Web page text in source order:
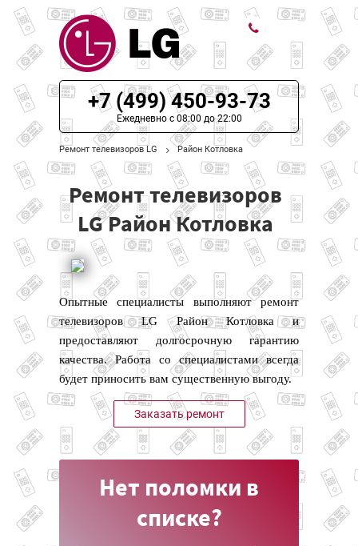
ЦЕНЫ НА РЕМОНТ
О СЕРВИСЕ
МОДЕЛИ LG
НАШИ КОНТАКТЫ
+7 (499) 450-93-73
Ежедневно с 08:00 до 22:00
Ремонт телевизоров LG Район Котловка
Ремонт телевизоров
LG Район Котловка
Опытные специалисты выполняют ремонт
телевизоров LG Район Котловка и
предоставляют долгосрочную гарантию
качества. Работа со специалистами всегда
будет приносить вам существенную выгоду.
Заказать ремонт
Нет поломки в
списке?